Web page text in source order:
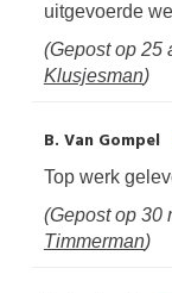
uitgevoerde
(Gepost op 25
Klusjesman)
B. Van Gompel
Top werk
(Gepost op 30
Timmerman)